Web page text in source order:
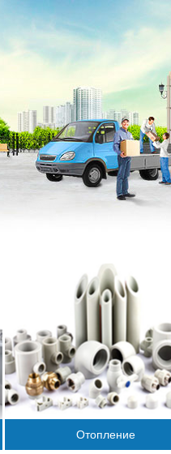
Отопление